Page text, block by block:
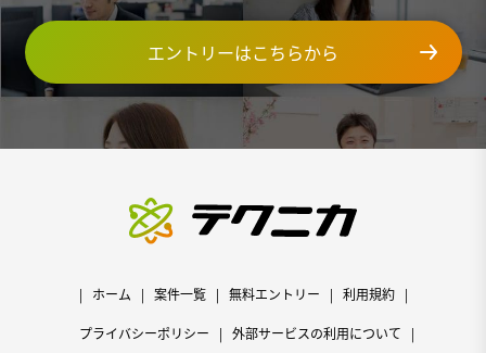
エントリーはこちらから
ホーム 案件一覧 無料エントリー 利用規約
プライバシーポリシー 外部サービスの利用について